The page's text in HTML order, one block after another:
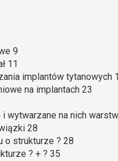
9
11
implantów tytanowych
na implantach 23
i wytwarzane na nich
28
o strukturze ? 28
? + ? 35